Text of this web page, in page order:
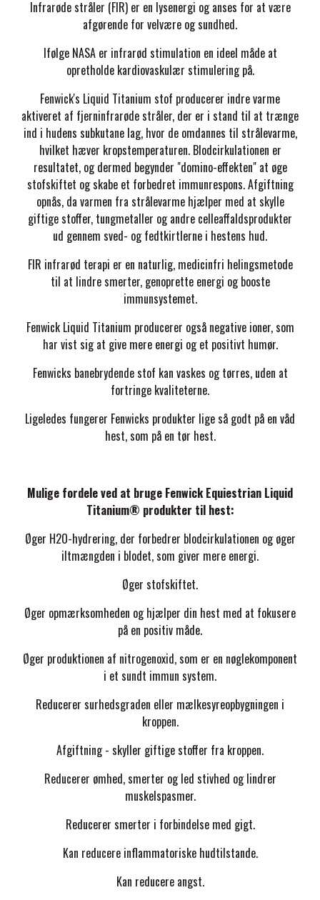
STAR TACK
STUD MUFFIN
TIMER GPS
TKO
WAHLSTEN
WALDHAUSEN
WALSH
ZILCO
QHP -BRANDS OF Q
Infrarøde stråler (FIR) er en lysenergi og anses for at være
afgørende for velvære og sundhed.
Ifølge NASA er infrarød stimulation en ideel måde at
opretholde kardiovaskulær stimulering på.
Fenwick's Liquid Titanium stof producerer indre varme
aktiveret af fjerninfrarøde stråler, der er i stand til at trænge
ind i hudens subkutane lag, hvor de omdannes til strålevarme,
hvilket hæver kropstemperaturen. Blodcirkulationen er
resultatet, og dermed begynder "domino-effekten" at øge
stofskiftet og skabe et forbedret immunrespons. Afgiftning
opnås, da varmen fra strålevarme hjælper med at skylle
giftige stoffer, tungmetaller og andre celleaffaldsprodukter
ud gennem sved- og fedtkirtlerne i hestens hud.
FIR infrarød terapi er en naturlig, medicinfri helingsmetode
til at lindre smerter, genoprette energi og booste
immunsystemet.
Fenwick Liquid Titanium producerer også negative ioner, som
har vist sig at give mere energi og et positivt humør.
Fenwicks banebrydende stof kan vaskes og tørres, uden at
fortringe kvaliteterne.
Ligeledes fungerer Fenwicks produkter lige så godt på en våd
hest, som på en tør hest.
Mulige fordele ved at bruge Fenwick Equiestrian Liquid
Titanium® produkter til hest:
Øger H2O-hydrering, der forbedrer blodcirkulationen og øger
iltmængden i blodet, som giver mere energi.
Øger stofskiftet.
Øger opmærksomheden og hjælper din hest med at fokusere
på en positiv måde.
Øger produktionen af ​​nitrogenoxid, som er en nøglekomponent
i et sundt immun system.
Reducerer surhedsgraden eller mælkesyreopbygningen i
kroppen.
Afgiftning - skyller giftige stoffer fra kroppen.
Reducerer ømhed, smerter og led stivhed og lindrer
muskelspasmer.
Reducerer smerter i forbindelse med gigt.
Kan reducere inflammatoriske hudtilstande.
Kan reducere angst.